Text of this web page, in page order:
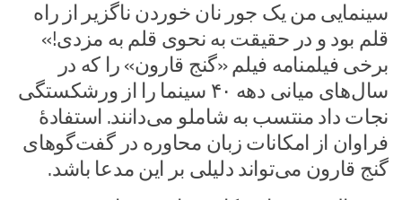
سینمایی من یک جور نان خوردن ناگزیر از راه
قلم بود و در حقیقت به نحوی قلم به مزدی!»
برخی فیلمنامه فیلم «گنج قارون» را که در
سال‌های میانی دهه ۴۰ سینما را از ورشکستگی
نجات داد منتسب به شاملو می‌دانند. استفادهٔ
فراوان از امکانات زبان محاوره در گفت‌گوهای
گنج قارون می‌تواند دلیلی بر این مدعا باشد.